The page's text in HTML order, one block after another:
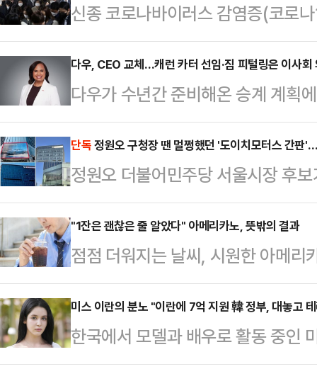
신종 코로나바이러스 감염증(코로
적으로 확산 조짐을 보이고 있다.
오랜 기간 잠복했다가 다시 나타나
불린다.16일 일본 니혼게이자신문
공화국에서 처음 보고된 코로나19
국 이상으로 퍼졌다.지난해 9월부
해 들어 급속도로 확산하고 있다.지
취…
다우, CEO 교체…캐런 카터 선임·짐 피털링은 이사회
다우가 수년간 준비해온 승계 계획
십 체제 전환에 나섰다.다우는 회
월1일부로 집행 이사회 의장으로
카터를 신임 CEO로 선임했다고
성과 조직 안정성을 강화하기 위한
이비스 선임 독립 이사는 "피털링
동안 전략과 조직문화, 장기적 경쟁
객, 임직원,…
단독정원오 구청장 땐 멀쩡했던 '도이치모터스 간판
정원오 더불어민주당 서울시장 후
도 시정조치 되지 않았던 도이치모
원의 문제제기 직후 철거된 것으로
청이 현장조사를 실시해 도이치모
했고, 한 달도 채 되지 않아 간판이
르면 성동구청은 지난달 24일 서울
옥에 부착된 위반 광고물에 대한
일 도이치모터스에 '불법…
"1잔은 괜찮은 줄 알았다" 아메리카노, 뜻밖의 결과
점점 더워지는 날씨, 시원한 아메리
나 시럽을 넣지 않은 아메리카노 한
결과가 나왔다.16일 한국지질·동
2024'에 따르면 국민건강영양조
세 이상 성인의 고콜레스테롤혈증
미스 이란의 분노 "이란에 7억 지원 韓 정부, 대놓고
한국에서 모델과 배우로 활동 중인
이란 인도적 지원 결정에 공개적으